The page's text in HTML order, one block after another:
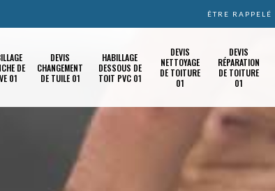
ÊTRE RAPPELÉ
DE
01
DEVIS
CHANGEMENT
DE TUILE 01
HABILLAGE
DESSOUS DE
TOIT PVC 01
DEVIS
NETTOYAGE
DE TOITURE
01
DEVIS
RÉPARATION
DE TOITURE
01